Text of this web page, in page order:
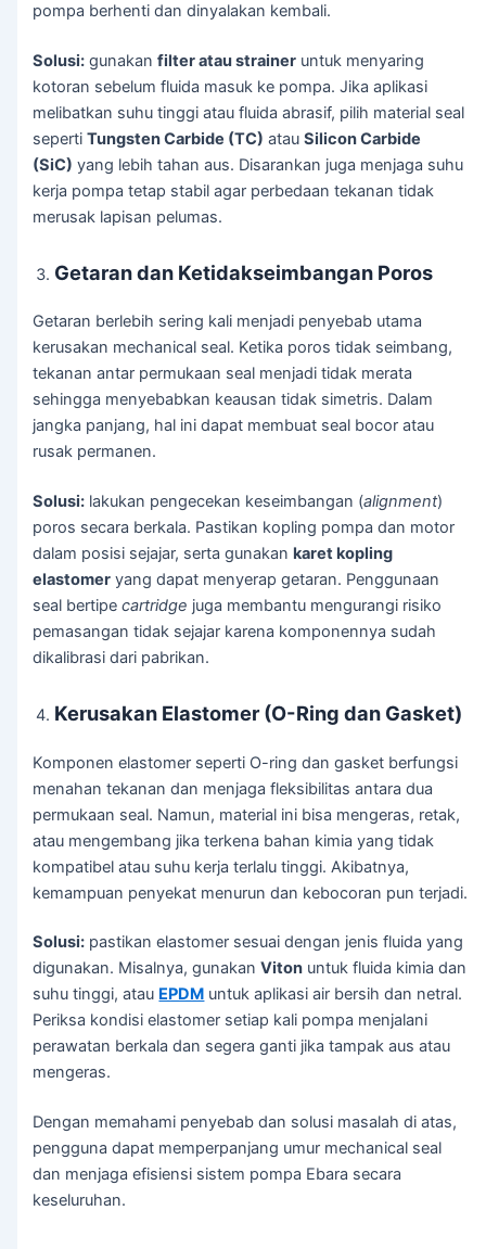
pompa berhenti dan dinyalakan kembali.
Solusi: gunakanfilter atau strainer untuk menyaring
kotoran sebelum fluida masuk ke pompa. Jika aplikasi
melibatkan suhu tinggi atau fluida abrasif, pilih material seal
sepertiTungsten Carbide (TC) atauSilicon Carbide
(SiC) yang lebih tahan aus. Disarankan juga menjaga suhu
kerja pompa tetap stabil agar perbedaan tekanan tidak
merusak lapisan pelumas.
Getaran dan Ketidakseimbangan Poros
Getaran berlebih sering kali menjadi penyebab utama
kerusakan mechanical seal. Ketika poros tidak seimbang,
tekanan antar permukaan seal menjadi tidak merata
sehingga menyebabkan keausan tidak simetris. Dalam
jangka panjang, hal ini dapat membuat seal bocor atau
rusak permanen.
Solusi: lakukan pengecekan keseimbangan (alignment)
poros secara berkala. Pastikan kopling pompa dan motor
dalam posisi sejajar, serta gunakankaret kopling
elastomer yang dapat menyerap getaran. Penggunaan
seal bertipecartridge juga membantu mengurangi risiko
pemasangan tidak sejajar karena komponennya sudah
dikalibrasi dari pabrikan.
Kerusakan Elastomer (O-Ring dan Gasket)
Komponen elastomer seperti O-ring dan gasket berfungsi
menahan tekanan dan menjaga fleksibilitas antara dua
permukaan seal. Namun, material ini bisa mengeras, retak,
atau mengembang jika terkena bahan kimia yang tidak
kompatibel atau suhu kerja terlalu tinggi. Akibatnya,
kemampuan penyekat menurun dan kebocoran pun terjadi.
Solusi: pastikan elastomer sesuai dengan jenis fluida yang
digunakan. Misalnya, gunakanViton untuk fluida kimia dan
suhu tinggi, atau EPDM untuk aplikasi air bersih dan netral.
Periksa kondisi elastomer setiap kali pompa menjalani
perawatan berkala dan segera ganti jika tampak aus atau
mengeras.
Dengan memahami penyebab dan solusi masalah di atas,
pengguna dapat memperpanjang umur mechanical seal
dan menjaga efisiensi sistem pompa Ebara secara
keseluruhan.